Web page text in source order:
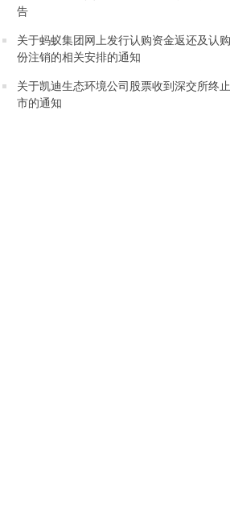
告
关于蚂蚁集团网上发行认购资金返还及认
份注销的相关安排的通知
关于凯迪生态环境公司股票收到深交所终
市的通知